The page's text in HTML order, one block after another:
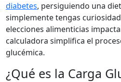
diabetes, persiguiendo una
simplemente tengas
elecciones alimenticias
calculadora simplifica el
glucémica.
¿Qué es la Carga